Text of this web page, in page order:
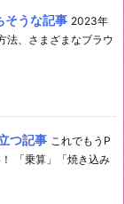
うな記事 2023年
法、さまざまなブラウ
つ記事 これでもうP
「乗算」「焼き込み